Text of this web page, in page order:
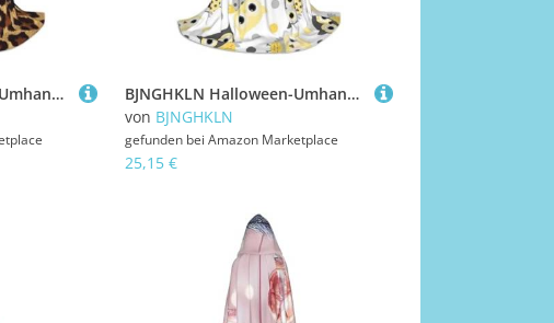
BJNGHKLN Halloween-Umhang mit Kapuze, bodenlang, Leopardenmuster, Tapetendruck, langer Kapuzenumhang für Teenager
BJNGHKLN Halloween-Umhang mit Kapuze, bodenlang, Tier-Cartoon-Eulen, niedlicher Druck, langer Kapuzenumhang für Teenager
von BJNGHKLN
gefunden bei Amazon Marketplace
25,15 €